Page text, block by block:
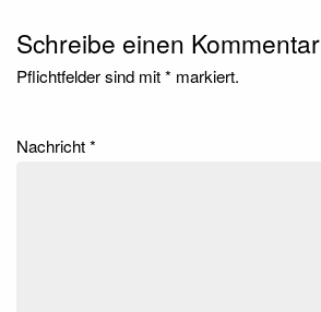
Schreibe einen Kommentar
Pflichtfelder sind mit* markiert.
Nachricht*